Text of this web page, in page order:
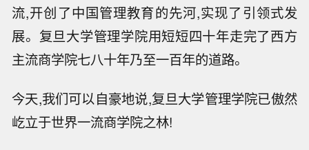
流,开创了中国管理教育的先河,实现了引领式发
展。复旦大学管理学院用短短四十年走完了西方
主流商学院七八十年乃至一百年的道路。
今天,我们可以自豪地说,复旦大学管理学院已傲然
屹立于世界一流商学院之林!